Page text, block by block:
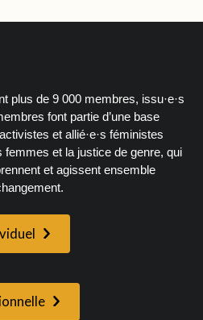
plus de 9 000 membres, issu·e·s
font partie d’une base
et allié·e·s féministes
et la justice de genre, qui
et agissent ensemble